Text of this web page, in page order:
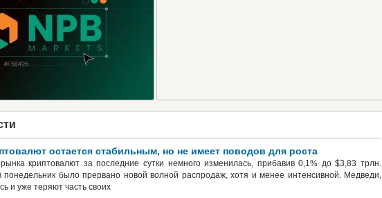
остается стабильным, но не имеет поводов для роста
криптовалют за последние сутки немного изменилась, прибавив 0,1% до $3,83 трлн.
понедельник было прервано новой волной распродаж, хотя и менее интенсивной. Медведи,
и уже теряют часть своих